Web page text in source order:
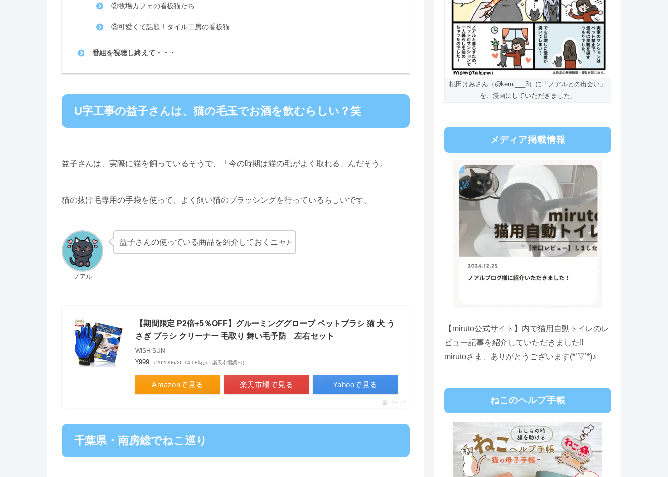
②牧場カフェの看板猫たち
③可愛くて話題！タイル工房の看板猫
番組を視聴し終えて・・・
U字工事の益子さんは、猫の毛玉でお酒を飲むらしい？笑
益子さんは、実際に猫を飼っているそうで、「今の時期は猫の毛がよく取れる」んだそう。
猫の抜け毛専用の手袋を使って、よく飼い猫のブラッシングを行っているらしいです。
ノアル
益子さんの使っている商品を紹介しておくニャ♪
【期間限定 P2倍+5％OFF】グルーミンググローブ ペットブラシ 猫 犬 う
さぎ ブラシ クリーナー 毛取り 舞い毛予防 左右セット
WISH SUN
¥999 （2026/06/26 14:08時点 | 楽天市場調べ）
Amazonで見る 楽天市場で見る Yahooで見る
ポチップ
千葉県・南房総でねこ巡り
桃田けみさん（@kemi___3）に「ノアルとの出会い」
を、漫画にしていただきました。
メディア掲載情報
【miruto公式サイト】内で猫用自動トイレのレ
ビュー記事を紹介していただきました‼
mirutoさま、ありがとうございます(*’▽’*)♪
ねこのヘルプ手帳